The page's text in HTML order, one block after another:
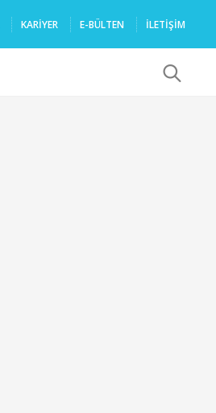
KARIYER E-BÜLTEN İLETİŞİM